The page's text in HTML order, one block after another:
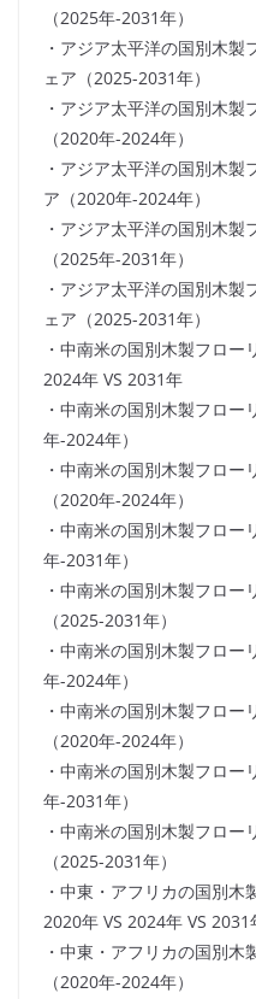
（2025年-2031年）
・アジア太平洋の国別木
ェア（2025-2031年）
・アジア太平洋の国別木
（2020年-2024年）
・アジア太平洋の国別木
ア（2020年-2024年）
・アジア太平洋の国別木
（2025年-2031年）
・アジア太平洋の国別木
ェア（2025-2031年）
・中南米の国別木製フロ
2024年 VS 2031年
・中南米の国別木製フロ
年-2024年）
・中南米の国別木製フロ
（2020年-2024年）
・中南米の国別木製フロ
年-2031年）
・中南米の国別木製フロ
（2025-2031年）
・中南米の国別木製フロ
年-2024年）
・中南米の国別木製フロ
（2020年-2024年）
・中南米の国別木製フロ
年-2031年）
・中南米の国別木製フロ
（2025-2031年）
・中東・アフリカの国別木
2020年 VS 2024年 VS 2031
・中東・アフリカの国別
（2020年-2024年）